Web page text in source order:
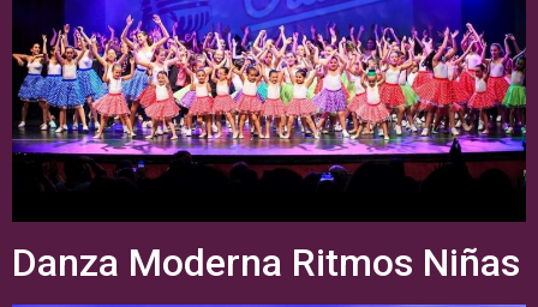
Danza Moderna Ritmos Niñas